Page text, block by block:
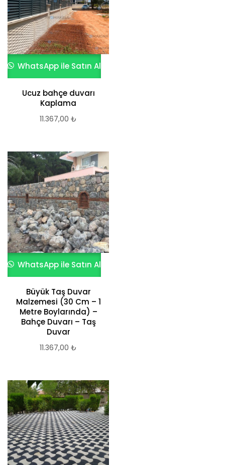
WhatsApp ile Satın Al
Ucuz bahçe duvarı
Kaplama
11.367,00 ₺
WhatsApp ile Satın Al
Büyük Taş Duvar
Malzemesi (30 Cm – 1
Metre Boylarında) –
Bahçe Duvarı – Taş
Duvar
11.367,00 ₺